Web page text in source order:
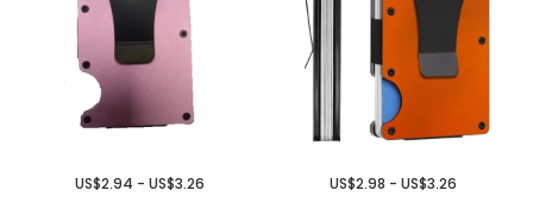
US$2.94 - US$3.26 US$2.98 - US$3.26